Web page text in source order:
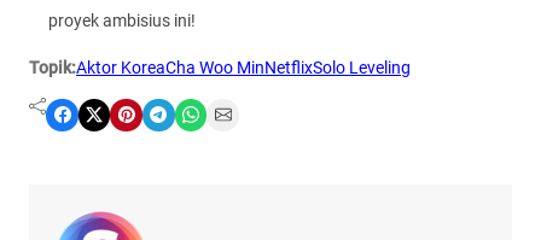
proyek ambisius ini!
Topik:Aktor KoreaCha Woo MinNetflixSolo Leveling
Share on Facebook Share on X Share on Pinterest Share on Telegram Share on WhatsApp Share on Email